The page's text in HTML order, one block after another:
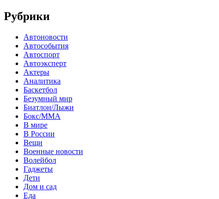
Рубрики
Автоновости
Автособытия
Автоспорт
Автоэксперт
Актеры
Аналитика
Баскетбол
Безумный мир
Биатлон/Лыжи
Бокс/MMA
В мире
В России
Вещи
Военные новости
Волейбол
Гаджеты
Дети
Дом и сад
Еда